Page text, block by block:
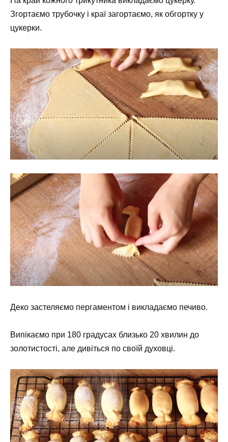
Згортаємо трубочку і краї загортаємо, як обгортку у
цукерки.
Деко застеляємо пергаментом і викладаємо печиво.
Випікаємо при 180 градусах близько 20 хвилин до
золотистості, але дивіться по своїй духовці.